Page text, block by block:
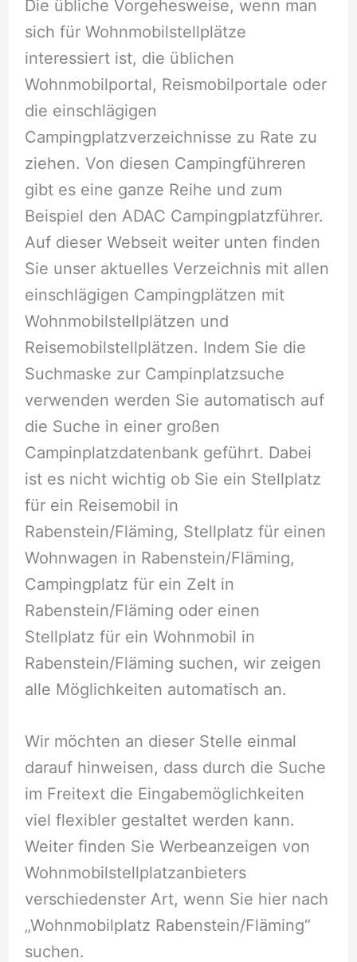
Die übliche Vorgehesweise, wenn man
sich für Wohnmobilstellplätze
interessiert ist, die üblichen
Wohnmobilportal, Reismobilportale oder
die einschlägigen
Campingplatzverzeichnisse zu Rate zu
ziehen. Von diesen Campingführeren
gibt es eine ganze Reihe und zum
Beispiel den ADAC Campingplatzführer.
Auf dieser Webseit weiter unten finden
Sie unser aktuelles Verzeichnis mit allen
einschlägigen Campingplätzen mit
Wohnmobilstellplätzen und
Reisemobilstellplätzen. Indem Sie die
Suchmaske zur Campinplatzsuche
verwenden werden Sie automatisch auf
die Suche in einer großen
Campinplatzdatenbank geführt. Dabei
ist es nicht wichtig ob Sie ein Stellplatz
für ein Reisemobil in
Rabenstein/Fläming, Stellplatz für einen
Wohnwagen in Rabenstein/Fläming,
Campingplatz für ein Zelt in
Rabenstein/Fläming oder einen
Stellplatz für ein Wohnmobil in
Rabenstein/Fläming suchen, wir zeigen
alle Möglichkeiten automatisch an.
Wir möchten an dieser Stelle einmal
darauf hinweisen, dass durch die Suche
im Freitext die Eingabemöglichkeiten
viel flexibler gestaltet werden kann.
Weiter finden Sie Werbeanzeigen von
Wohnmobilstellplatzanbieters
verschiedenster Art, wenn Sie hier nach
„Wohnmobilplatz Rabenstein/Fläming“
suchen.